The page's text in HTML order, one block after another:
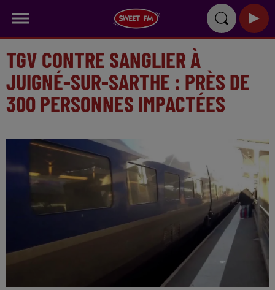
TGV CONTRE SANGLIER À
JUIGNÉ-SUR-SARTHE : PRÈS DE
300 PERSONNES IMPACTÉES